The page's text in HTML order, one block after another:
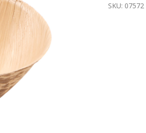
SKU: 07572